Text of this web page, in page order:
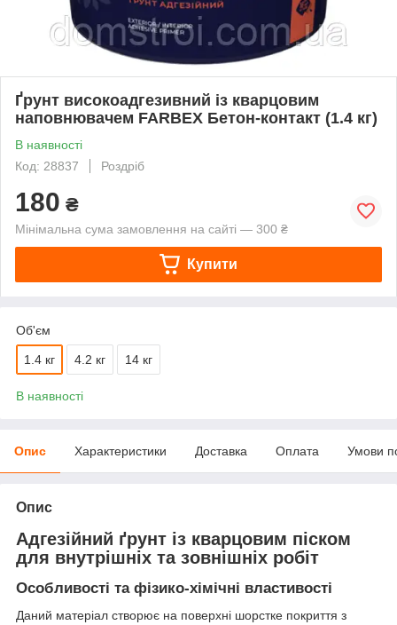
Ґрунт високоадгезивний із кварцовим
наповнювачем FARBEX Бетон-контакт (1.4 кг)
В наявності
Код: 28837
Роздріб
180 ₴
Мінімальна сума замовлення на сайті — 300 ₴
Купити
Об'єм
1.4 кг 4.2 кг 14 кг
В наявності
Опис Характеристики Доставка Оплата Умови
Опис
Адгезійний ґрунт із кварцовим піском
для внутрішніх та зовнішніх робіт
Особливості та фізико-хімічні властивості
Даний матеріал створює на поверхні шорстке покриття з